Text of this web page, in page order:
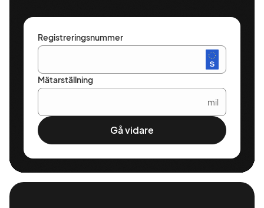
Registreringsnummer
Mätarställning
mil
Gå vidare